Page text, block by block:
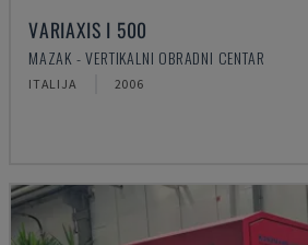
VARIAXIS I 500
MAZAK - VERTIKALNI OBRADNI CENTAR
ITALIJA 2006